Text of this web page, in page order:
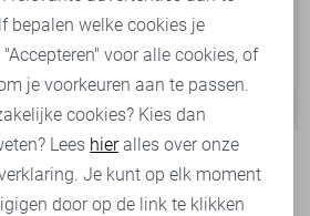
Only Top
19,95
24,99
bepalen welke cookies je
voor alle cookies, of
je voorkeuren aan te passen.
cookies? Kies dan
Lees hieralles over onze
Je kunt op elk moment
door op de link te klikken